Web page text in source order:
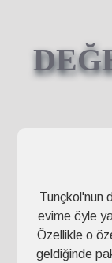
Tunçkol'nun
evime öyle
Özellikle o
geldiğinde